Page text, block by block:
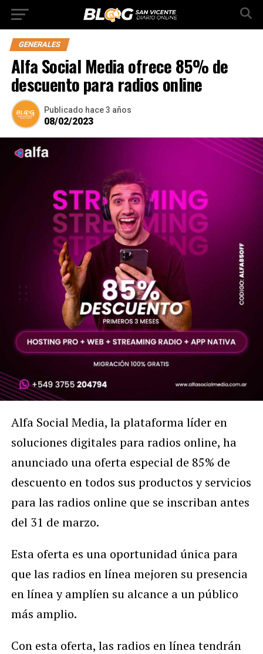
GENERALES
Alfa Social Media ofrece 85% de
descuento para radios online
Publicado hace 3 años
08/02/2023
Alfa Social Media, la plataforma líder en
soluciones digitales para radios online, ha
anunciado una oferta especial de 85% de
descuento en todos sus productos y servicios
para las radios online que se inscriban antes
del 31 de marzo.
Esta oferta es una oportunidad única para
que las radios en línea mejoren su presencia
en línea y amplíen su alcance a un público
más amplio.
Con esta oferta, las radios en línea tendrán